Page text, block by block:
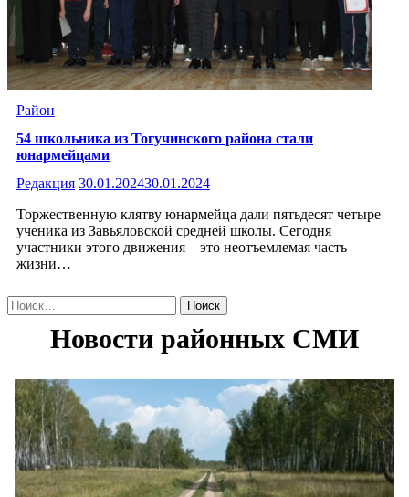
Район
54 школьника из Тогучинского района стали
юнармейцами
Редакция 30.01.202430.01.2024
Торжественную клятву юнармейца дали пятьдесят четыре
ученика из Завьяловской средней школы. Сегодня
участники этого движения – это неотъемлемая часть
жизни…
Найти: